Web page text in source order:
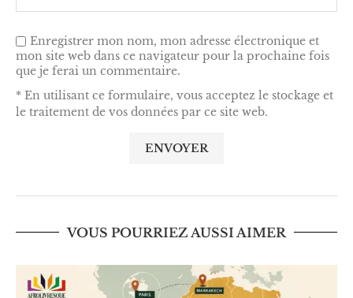
Enregistrer mon nom, mon adresse électronique et
mon site web dans ce navigateur pour la prochaine fois
que je ferai un commentaire.
* En utilisant ce formulaire, vous acceptez le stockage et
le traitement de vos données par ce site web.
VOUS POURRIEZ AUSSI AIMER